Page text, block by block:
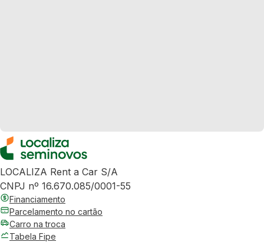
LOCALIZA Rent a Car S/A
CNPJ nº 16.670.085/0001-55
Financiamento
Parcelamento no cartão
Carro na troca
Tabela Fipe